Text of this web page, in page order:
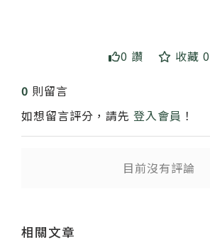
0 讚 收藏 0
0 則留言
如想留言評分，請先 登入會員 ！
目前沒有評論
相關文章